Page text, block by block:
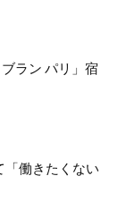
ラン パリ」宿
「働きたくない